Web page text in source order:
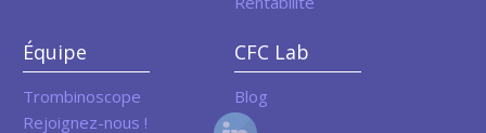
Équipe
Trombinoscope
Rejoignez-nous !
CFC Lab
Blog